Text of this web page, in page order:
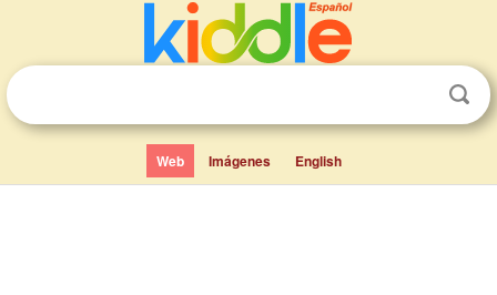
Web Imágenes English